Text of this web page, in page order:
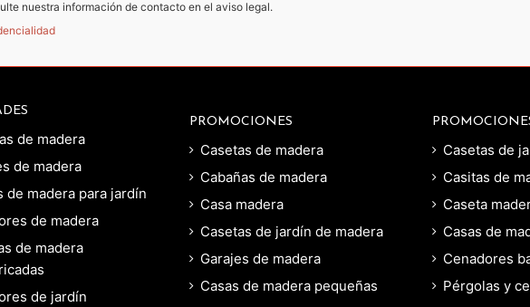
nuestra información de contacto en el aviso legal.
de madera
de madera
de madera para jardín
de madera
de madera
de jardín
PROMOCIONES
Casetas de madera
Cabañas de madera
Casa madera
Casetas de jardín de madera
Garajes de madera
Casas de madera pequeñas
Casetas de
Casitas de
Caseta
Casas de
Cenadores
Pérgolas y